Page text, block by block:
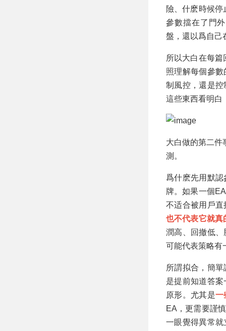
險、什麽時候
參數擋在了門
盤，還以爲自己
所以大白在每
照理解每個參
制風控，還是
這些東西看明白
大白做的第二件
測。
爲什麽先用默
牌。如果一個
不适合被用戶
也不代表它就真
潤高、回撤低
可能代表策略有
所謂拟合，簡
是提前知道答
原形。尤其是一
EA，更需要謹
一眼覺得異常